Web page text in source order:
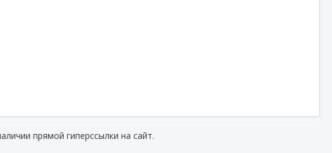
прямой гиперссылки на сайт.